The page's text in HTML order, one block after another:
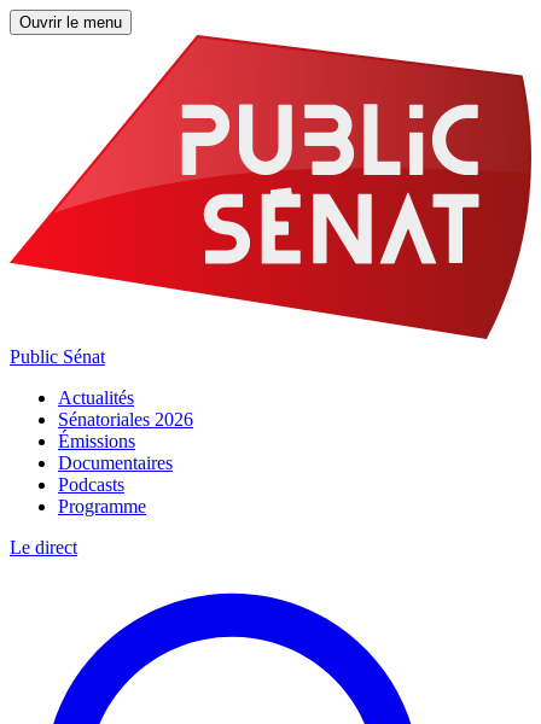
Ouvrir le menu
Public Sénat
Actualités
Sénatoriales 2026
Émissions
Documentaires
Podcasts
Programme
Le direct